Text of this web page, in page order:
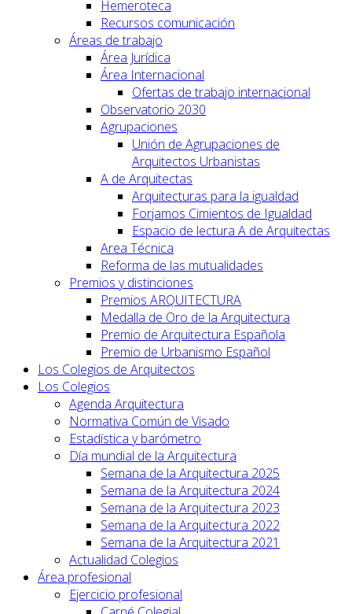
Hemeroteca
Recursos comunicación
Áreas de trabajo
Área Jurídica
Área Internacional
Ofertas de trabajo internacional
Observatorio 2030
Agrupaciones
Unión de Agrupaciones de
Arquitectos Urbanistas
A de Arquitectas
Arquitecturas para la igualdad
Forjamos Cimientos de Igualdad
Espacio de lectura A de Arquitectas
Area Técnica
Reforma de las mutualidades
Premios y distinciones
Premios ARQUITECTURA
Medalla de Oro de la Arquitectura
Premio de Arquitectura Española
Premio de Urbanismo Español
Los Colegios de Arquitectos
Los Colegios
Agenda Arquitectura
Normativa Común de Visado
Estadística y barómetro
Día mundial de la Arquitectura
Semana de la Arquitectura 2025
Semana de la Arquitectura 2024
Semana de la Arquitectura 2023
Semana de la Arquitectura 2022
Semana de la Arquitectura 2021
Actualidad Colegios
Área profesional
Ejercicio profesional